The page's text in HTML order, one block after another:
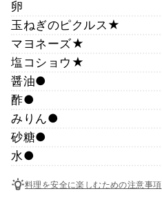
卵
玉ねぎのピクルス★
マヨネーズ★
塩コショウ★
醤油●
酢●
みりん●
砂糖●
水●
料理を安全に楽しむための注意事項